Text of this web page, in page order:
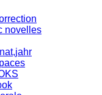
novelles